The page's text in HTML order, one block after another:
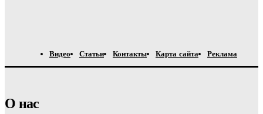
Видео Статьи Контакты Карта сайта Реклама
О нас